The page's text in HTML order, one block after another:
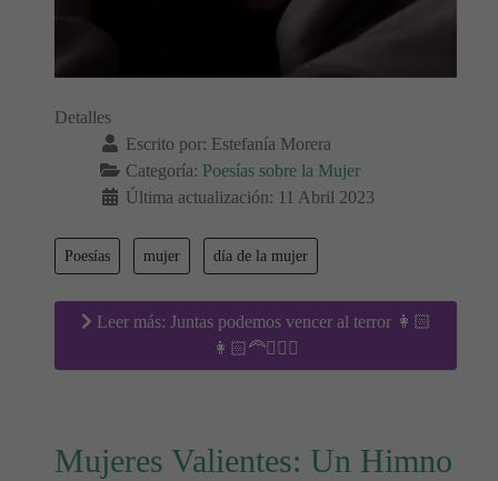
Detalles
Escrito por: Estefanía Morera
Categoría: Poesías sobre la Mujer
Última actualización: 11 Abril 2023
Poesías mujer día de la mujer
Leer más: Juntas podemos vencer al terror 👩🏻
👩🏻‍🦰👱🏻‍♀️
Mujeres Valientes: Un Himno